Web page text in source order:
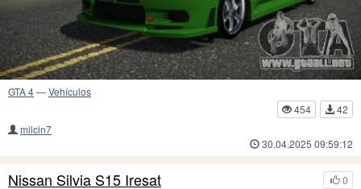
GTA 4—Vehículos
454
42
milcin7
30.04.2025 09:59:12
0
Nissan Silvia S15 Iresat